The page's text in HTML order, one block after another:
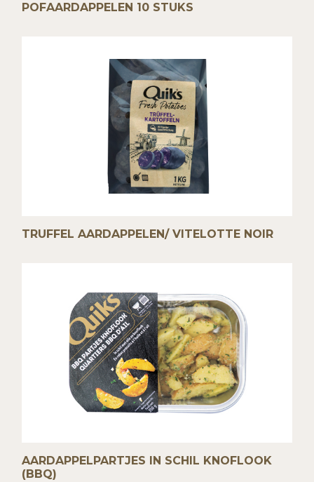
POFAARDAPPELEN 10 STUKS
TRUFFEL AARDAPPELEN/ VITELOTTE NOIR
AARDAPPELPARTJES IN SCHIL KNOFLOOK
(BBQ)